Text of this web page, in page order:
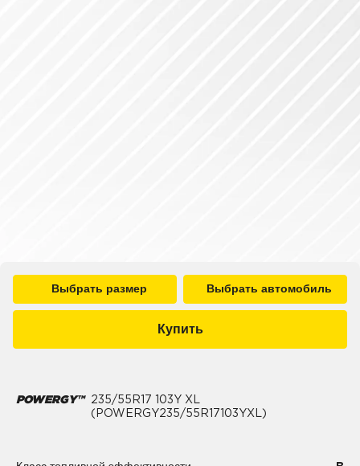
Выбрать размер Выбрать автомобиль
Купить
POWERGY™
235/55R17 103Y XL
(POWERGY235/55R17103YXL)